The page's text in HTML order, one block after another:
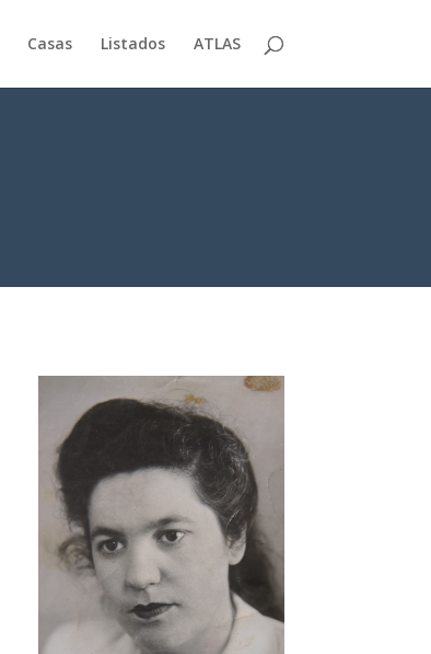
Casas Listados ATLAS